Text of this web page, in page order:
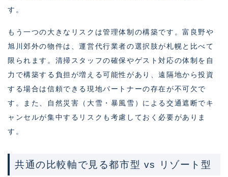
す。
もう一つの大きなリスクは管理体制の構築です。富良野や
旭川郊外の物件は、運営代行業者の選択肢が札幌と比べて
限られます。清掃スタッフの確保やゲスト対応の体制を自
力で構築する負担が増える可能性があり、遠隔地から投資
する場合は信頼できる現地パートナーの存在が不可欠で
す。また、自然災害（大雪・暴風雪）による交通遮断でキ
ャンセルが集中するリスクも考慮しておく必要がありま
す。
共通の比較軸で見る都市型 vs リゾート型